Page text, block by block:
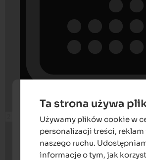
Ta strona używa
Używamy plików cookie w
personalizacji treści, reklam
naszego ruchu.
informacje o tym, jak